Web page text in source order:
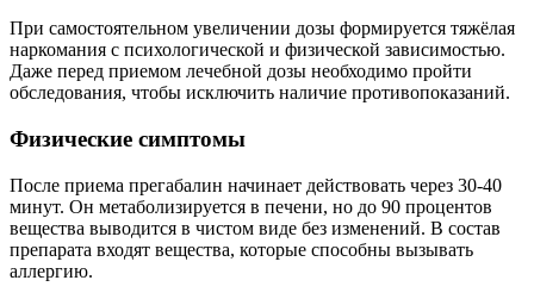
При самостоятельном увеличении дозы формируется тяжёлая
наркомания с психологической и физической зависимостью.
Даже перед приемом лечебной дозы необходимо пройти
обследования, чтобы исключить наличие противопоказаний.
Физические симптомы
После приема прегабалин начинает действовать через 30-40
минут. Он метаболизируется в печени, но до 90 процентов
вещества выводится в чистом виде без изменений. В состав
препарата входят вещества, которые способны вызывать
аллергию.